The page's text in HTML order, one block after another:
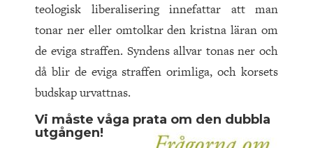
teologisk liberalisering innefattar att man
tonar ner eller omtolkar den kristna läran om
de eviga straffen. Syndens allvar tonas ner och
då blir de eviga straffen orimliga, och korsets
budskap urvattnas.
Vi måste våga prata om den dubbla
utgången!